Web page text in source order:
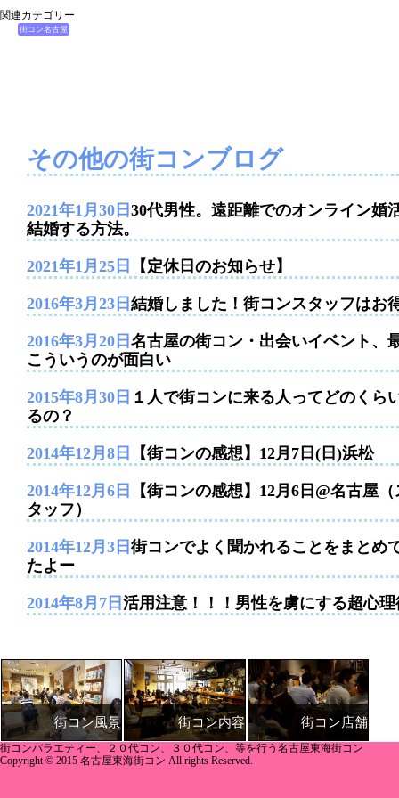
関連カテゴリー
街コン名古屋
その他の街コンブログ
2021年1月30日 30代男性。遠距離でのオンライン婚
結婚する方法。
2021年1月25日 【定休日のお知らせ】
2016年3月23日 結婚しました！街コンスタッフはお
2016年3月20日 名古屋の街コン・出会いイベント、
こういうのが面白い
2015年8月30日 １人で街コンに来る人ってどのくら
るの？
2014年12月8日 【街コンの感想】12月7日(日)浜松
2014年12月6日
【街コンの感想】12月6日@名古屋（
タッフ）
2014年12月3日 街コンでよく聞かれることをまとめ
たよー
2014年8月7日 活用注意！！！男性を虜にする超心理
街コン風景 街コン内容 街コン店舗
街コンバラエティー、２０代コン、３０代コン、等を行う名古屋東海街コン
Copyright © 2015 名古屋東海街コン All rights Reserved.